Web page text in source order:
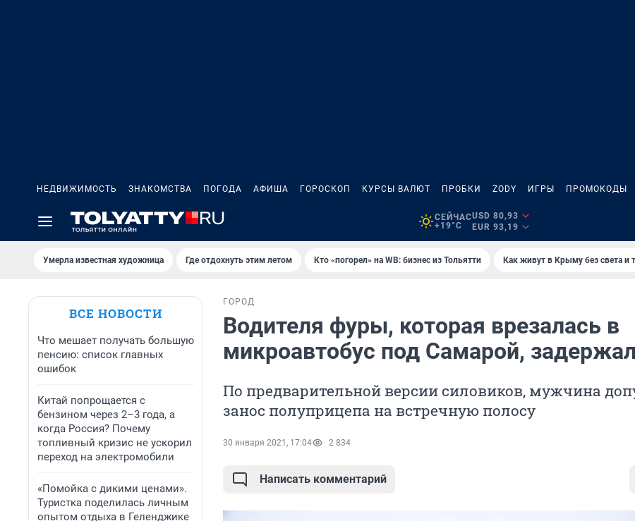
НЕДВИЖИМОСТЬ ЗНАКОМСТВА ПОГОДА АФИША ГОРОСКОП КУРСЫ ВАЛЮТ ПРОБКИ ZODY ИГРЫ ПРОМОКОДЫ
СЕЙЧАС
+19°C
USD 80,93
EUR 93,19
Умерла известная художница Где отдохнуть этим летом Кто «погорел» на WB: бизнес из Тольятти Как живут в Крыму без света и
ВСЕ НОВОСТИ
Что мешает получать большую
пенсию: список главных
ошибок
Китай попрощается с
бензином через 2–3 года, а
когда Россия? Почему
топливный кризис не ускорил
переход на электромобили
«Помойка с дикими ценами».
Туристка поделилась личным
опытом отдыха в Геленджике
ГОРОД
Водителя фуры, которая врезалась в
микроавтобус под Самарой,
По предварительной версии силовиков, мужчина
занос полуприцепа на встречную полосу
30 января 2021, 17:04 2 834
Написать комментарий